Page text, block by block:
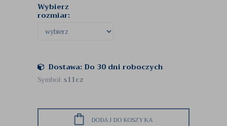
Wybierz
rozmiar:
Dostawa: Do 30 dni roboczych
Symbol: s11cz
DODAJ DO KOSZYKA